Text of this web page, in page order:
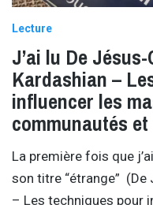
Lecture
J’ai lu De
Kardashian –
influencer les
communautés
La première fois que
son titre “étrange” (De
– Les techniques pour